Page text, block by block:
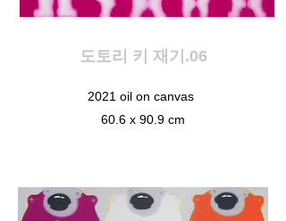
도토리 키 재기.06
2021 oil on canvas
60.6 x 90.9 cm